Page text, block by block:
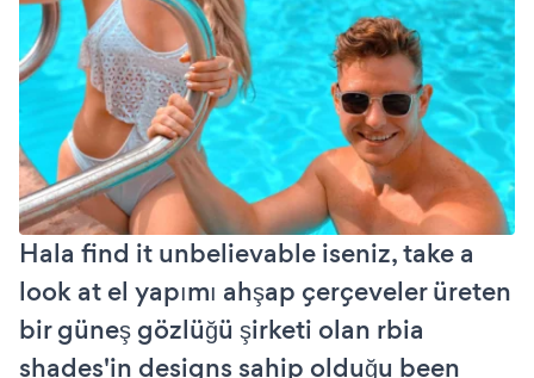
Hala find it unbelievable iseniz, take a
look at el yapımı ahşap çerçeveler üreten
bir güneş gözlüğü şirketi olan rbia
shades'in designs sahip olduğu been